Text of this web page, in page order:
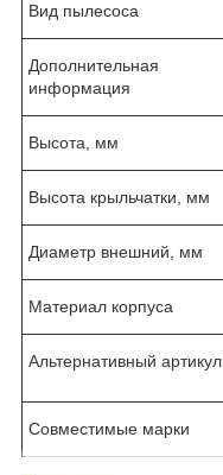
Вид пылесоса
Дополнительная
информация
Высота, мм
Высота крыльчатки, мм
Диаметр внешний, мм
Материал корпуса
Альтернативный артикул
Совместимые марки